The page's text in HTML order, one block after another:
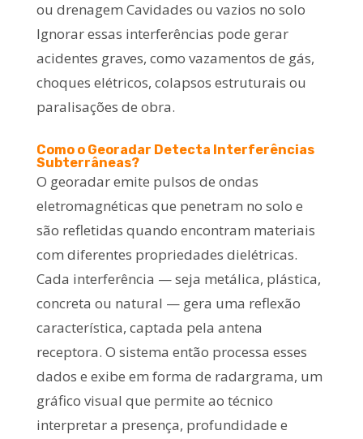
ou drenagem Cavidades ou vazios no solo
Ignorar essas interferências pode gerar
acidentes graves, como vazamentos de gás,
choques elétricos, colapsos estruturais ou
paralisações de obra.
Como o Georadar Detecta Interferências
Subterrâneas?
O georadar emite pulsos de ondas
eletromagnéticas que penetram no solo e
são refletidas quando encontram materiais
com diferentes propriedades dielétricas.
Cada interferência — seja metálica, plástica,
concreta ou natural — gera uma reflexão
característica, captada pela antena
receptora. O sistema então processa esses
dados e exibe em forma de radargrama, um
gráfico visual que permite ao técnico
interpretar a presença, profundidade e